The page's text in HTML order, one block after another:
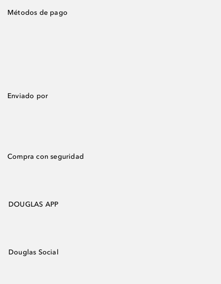
Métodos de pago
Enviado por
Compra con seguridad
DOUGLAS APP
Douglas Social